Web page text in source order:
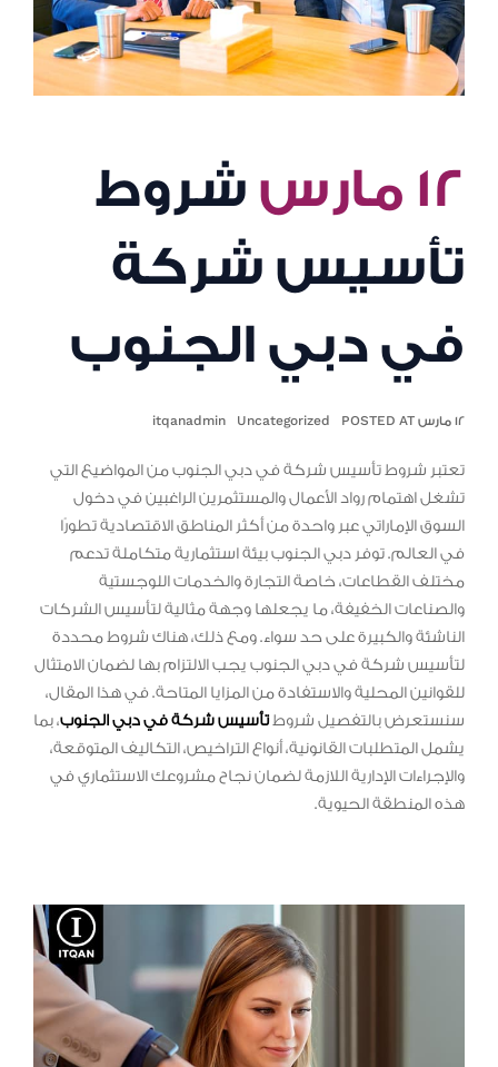
١٢ مارس
شروط
تأسيس شركة
في دبي الجنوب
١٢ مارس POSTED AT Uncategorized
itqanadmin
تعتبر شروط تأسيس شركة في دبي الجنوب من المواضيع التي
تشغل اهتمام رواد الأعمال والمستثمرين الراغبين في دخول
السوق الإماراتي عبر واحدة من أكثر المناطق الاقتصادية تطورًا
في العالم. توفر دبي الجنوب بيئة استثمارية متكاملة تدعم
مختلف القطاعات، خاصة التجارة والخدمات اللوجستية
والصناعات الخفيفة، ما يجعلها وجهة مثالية لتأسيس الشركات
الناشئة والكبيرة على حد سواء. ومع ذلك، هناك شروط محددة
لتأسيس شركة في دبي الجنوب يجب الالتزام بها لضمان الامتثال
للقوانين المحلية والاستفادة من المزايا المتاحة. في هذا المقال،
سنستعرض بالتفصيل شروطتأسيس شركة في دبي الجنوب، بما
يشمل المتطلبات القانونية، أنواع التراخيص، التكاليف المتوقعة،
والإجراءات الإدارية اللازمة لضمان نجاح مشروعك الاستثماري في
هذه المنطقة الحيوية.